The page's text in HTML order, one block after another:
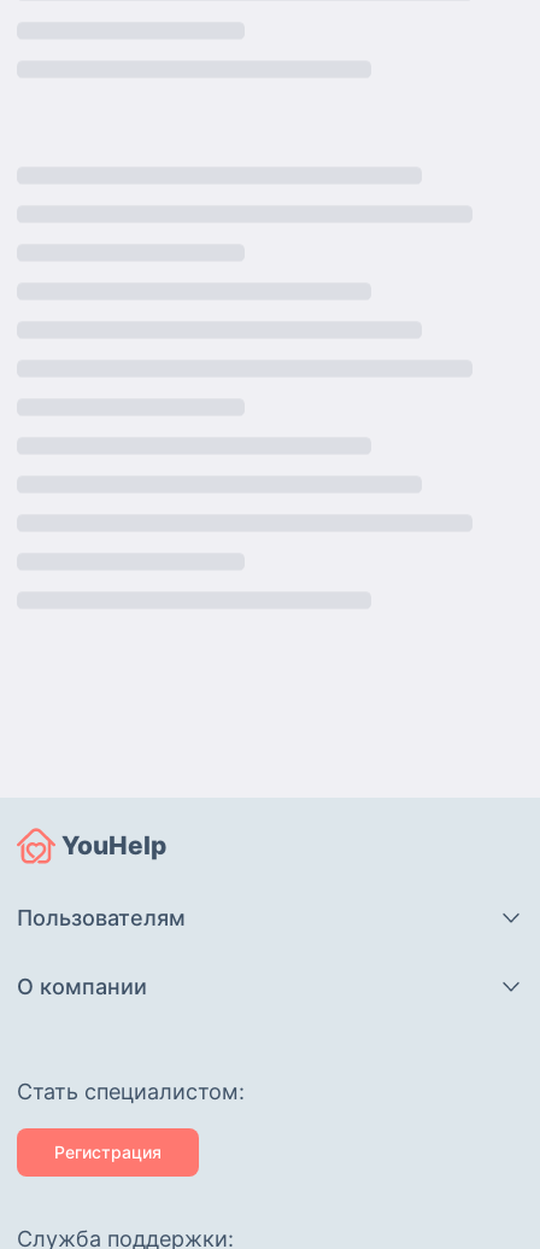
YouHelp
Пользователям
О компании
Cтать специалистом:
Регистрация
Служба поддержки: